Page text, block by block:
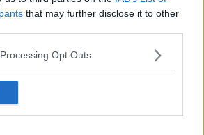
that may further disclose it to other
Opt Outs
regione e contenuti per i portali web.